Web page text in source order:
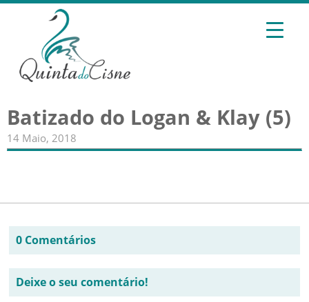
Batizado do Logan & Klay (5)
14 Maio, 2018
0 Comentários
Deixe o seu comentário!